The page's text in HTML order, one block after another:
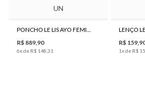
UN
PONCHO LE LIS AYO FEMININO
R$ 889,90
6x de R$ 148 31
R$ 159,
1x de R$